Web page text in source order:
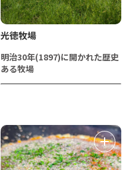
光徳牧場
明治30年(1897)に開かれた歴史
ある牧場